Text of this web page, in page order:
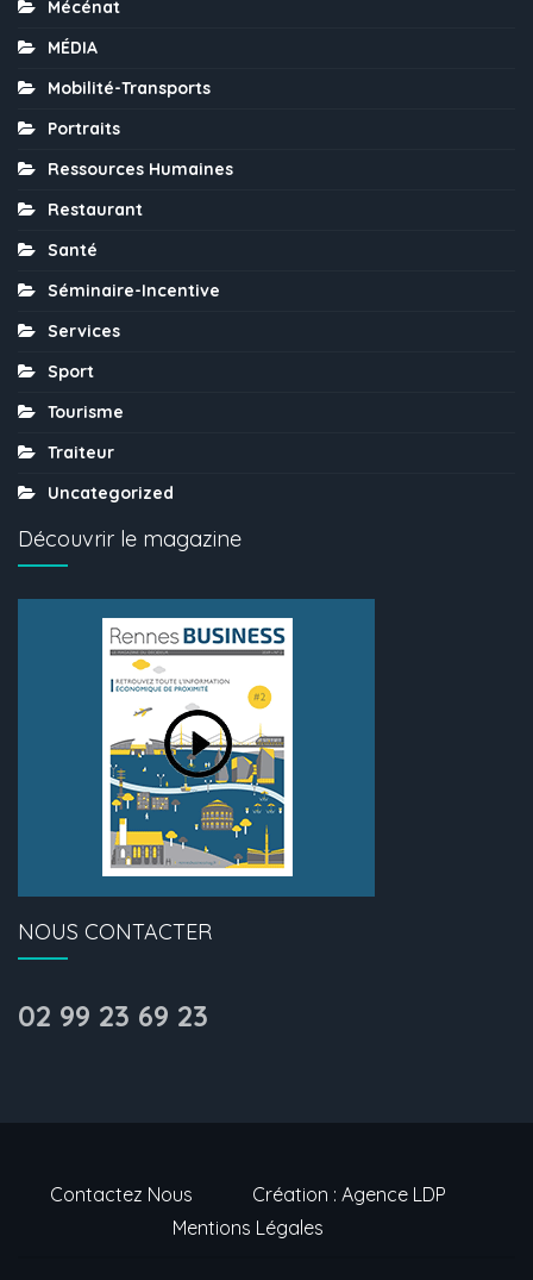
Mécénat
MÉDIA
Mobilité-Transports
Portraits
Ressources Humaines
Restaurant
Santé
Séminaire-Incentive
Services
Sport
Tourisme
Traiteur
Uncategorized
Découvrir le magazine
NOUS CONTACTER
02 99 23 69 23
Contactez Nous
Création : Agence LDP
Mentions Légales